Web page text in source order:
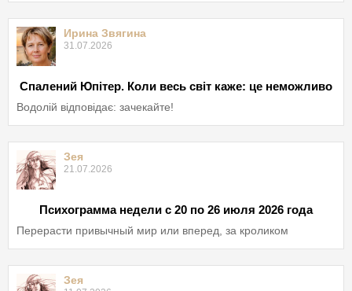
Ирина Звягина
31.07.2026
Спалений Юпітер. Коли весь світ каже: це неможливо
Водолій відповідає: зачекайте!
Зея
21.07.2026
Психограмма недели с 20 по 26 июля 2026 года
Перерасти привычный мир или вперед, за кроликом
Зея